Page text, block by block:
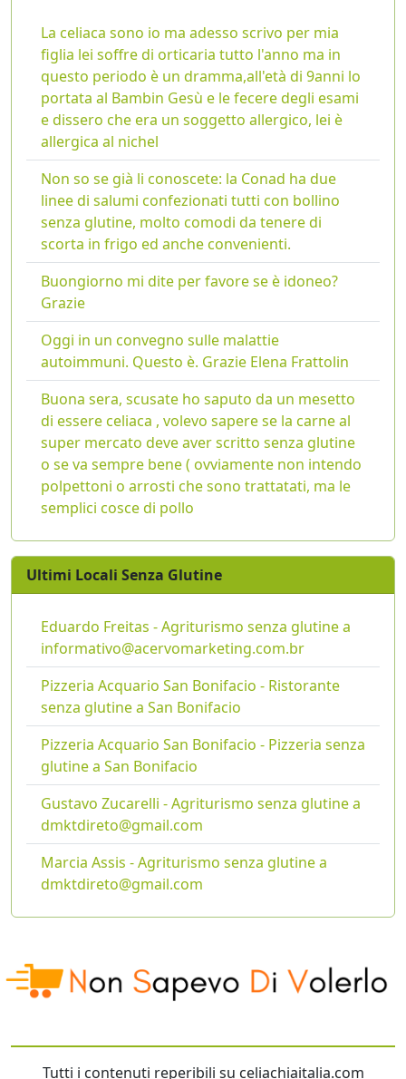
La celiaca sono io ma adesso scrivo per mia
figlia lei soffre di orticaria tutto l'anno ma in
questo periodo è un dramma,all'età di 9anni lo
portata al Bambin Gesù e le fecere degli esami
e dissero che era un soggetto allergico, lei è
allergica al nichel
Non so se già li conoscete: la Conad ha due
linee di salumi confezionati tutti con bollino
senza glutine, molto comodi da tenere di
scorta in frigo ed anche convenienti.
Buongiorno mi dite per favore se è idoneo?
Grazie
Oggi in un convegno sulle malattie
autoimmuni. Questo è. Grazie Elena Frattolin
Buona sera, scusate ho saputo da un mesetto
di essere celiaca , volevo sapere se la carne al
super mercato deve aver scritto senza glutine
o se va sempre bene ( ovviamente non intendo
polpettoni o arrosti che sono trattatati, ma le
semplici cosce di pollo
Ultimi Locali Senza Glutine
Eduardo Freitas - Agriturismo senza glutine a
informativo@acervomarketing.com.br
Pizzeria Acquario San Bonifacio - Ristorante
senza glutine a San Bonifacio
Pizzeria Acquario San Bonifacio - Pizzeria senza
glutine a San Bonifacio
Gustavo Zucarelli - Agriturismo senza glutine a
dmktdireto@gmail.com
Marcia Assis - Agriturismo senza glutine a
dmktdireto@gmail.com
Tutti i contenuti reperibili su celiachiaitalia.com